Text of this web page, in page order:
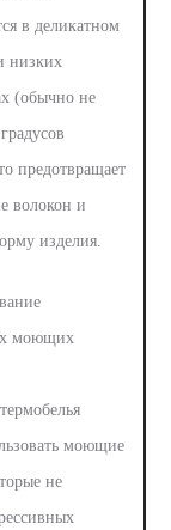
в деликатном
низких
(обычно не
предотвращает
волокон и
изделия.
моющих
моющие
не